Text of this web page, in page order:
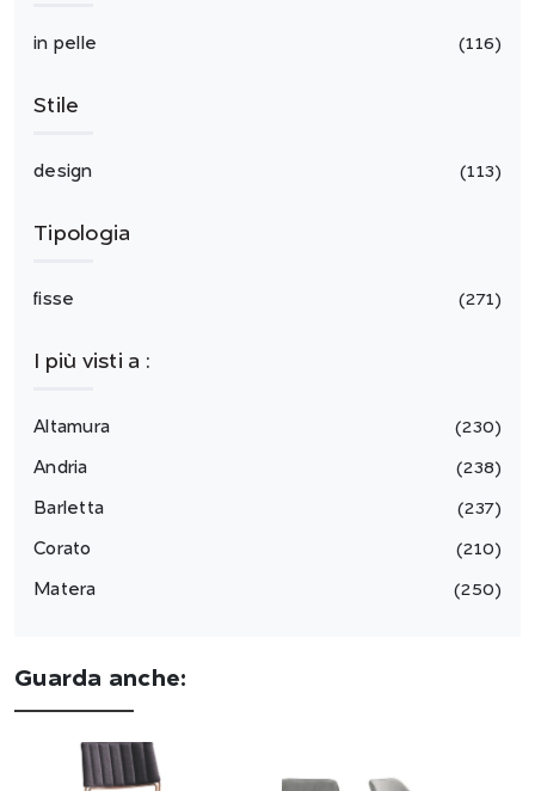
in pelle 116
Stile
design 113
Tipologia
fisse 271
I più visti a :
Altamura 230
Andria 238
Barletta 237
Corato 210
Matera 250
Guarda anche: